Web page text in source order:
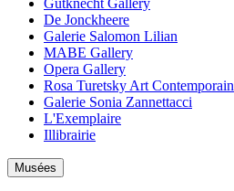
Gutknecht Gallery
De Jonckheere
Galerie Salomon Lilian
MABE Gallery
Opera Gallery
Rosa Turetsky Art Contemporain
Galerie Sonia Zannettacci
L'Exemplaire
Illibrairie
Musées